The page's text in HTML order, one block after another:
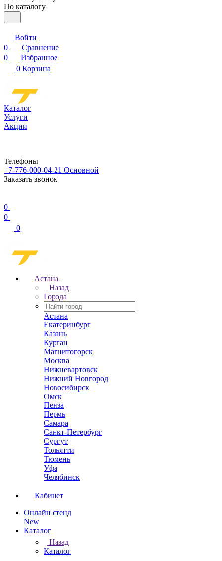
По каталогу
Войти
0
Сравнение
0
Избранное
0 Корзина
Каталог
Услуги
Акции
Телефоны
+7-776-000-04-21 Основной
Заказать звонок
0
0
0
Астана
Назад
Города
Астана
Екатеринбург
Казань
Курган
Магнитогорск
Москва
Нижневартовск
Нижний Новгород
Новосибирск
Омск
Пенза
Пермь
Самара
Санкт-Петербург
Сургут
Тольятти
Тюмень
Уфа
Челябинск
Кабинет
Онлайн стенд
New
Каталог
Назад
Каталог